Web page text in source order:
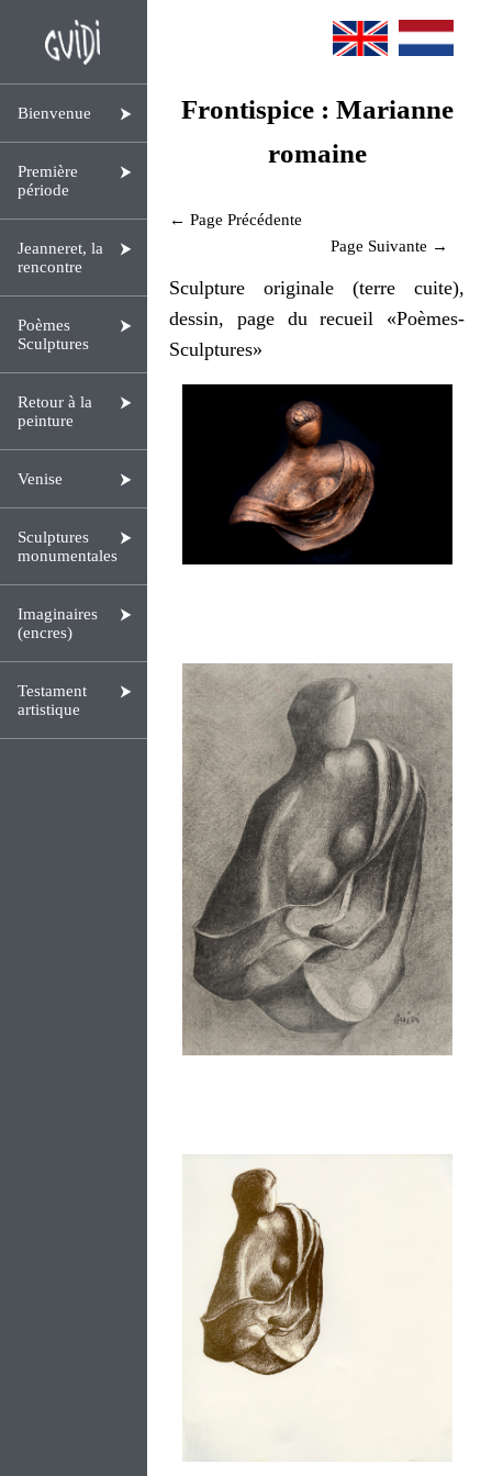
Bienvenue
Première
période
Jeanneret, la
rencontre
Poèmes
Sculptures
Retour à la
peinture
Venise
Sculptures
monumentales
Imaginaires
(encres)
Testament
artistique
Frontispice : Marianne
romaine
← Page Précédente
Page Suivante →
Sculpture originale (terre cuite),
dessin, page du recueil «Poèmes-
Sculptures»